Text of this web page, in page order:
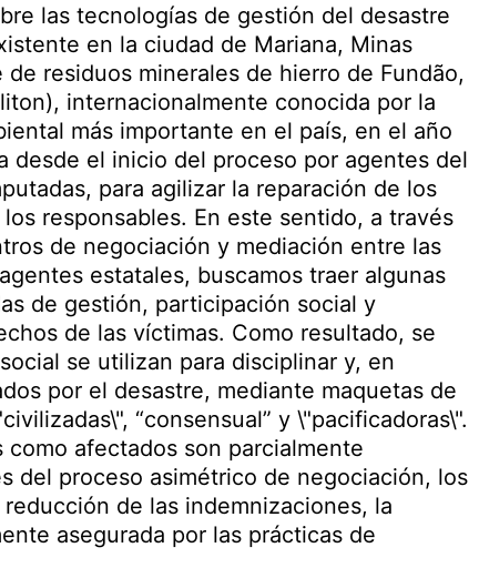
las tecnologías de gestión del desastre
en la ciudad de Mariana, Minas
residuos minerales de hierro de Fundão,
internacionalmente conocida por la
más importante en el país, en el año
desde el inicio del proceso por agentes del
para agilizar la reparación de los
responsables. En este sentido, a través
de negociación y mediación entre las
estatales, buscamos traer algunas
de gestión, participación social y
de las víctimas. Como resultado, se
se utilizan para disciplinar y, en
por el desastre, mediante maquetas de
“consensual” y \"pacificadoras\".
afectados son parcialmente
del proceso asimétrico de negociación, los
de las indemnizaciones, la
asegurada por las prácticas de